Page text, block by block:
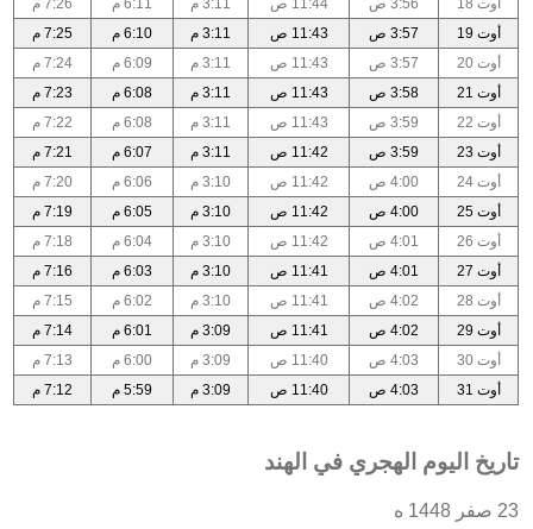
أوت 18
3:56 ص 11:44 ص 3:11 م 6:11 م
7:26 م
أوت 19
3:57 ص 11:43 ص 3:11 م 6:10 م
7:25 م
أوت 20
3:57 ص 11:43 ص 3:11 م 6:09 م
7:24 م
أوت 21
3:58 ص 11:43 ص 3:11 م 6:08 م
7:23 م
أوت 22
3:59 ص 11:43 ص 3:11 م 6:08 م
7:22 م
أوت 23
3:59 ص 11:42 ص 3:11 م 6:07 م
7:21 م
أوت 24
4:00 ص 11:42 ص 3:10 م 6:06 م
7:20 م
أوت 25
4:00 ص 11:42 ص 3:10 م 6:05 م
7:19 م
أوت 26
4:01 ص 11:42 ص 3:10 م 6:04 م
7:18 م
أوت 27
4:01 ص 11:41 ص 3:10 م 6:03 م
7:16 م
أوت 28
4:02 ص 11:41 ص 3:10 م 6:02 م
7:15 م
أوت 29
4:02 ص 11:41 ص 3:09 م 6:01 م
7:14 م
أوت 30
4:03 ص 11:40 ص 3:09 م 6:00 م
7:13 م
أوت 31
4:03 ص 11:40 ص 3:09 م 5:59 م 7:12 م
تاريخ اليوم الهجري في الهند
23 صفر 1448 ه